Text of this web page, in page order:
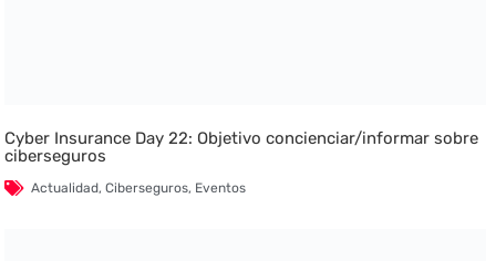
Cyber Insurance Day 22: Objetivo concienciar/informar sobre
ciberseguros
Actualidad,Ciberseguros, Eventos